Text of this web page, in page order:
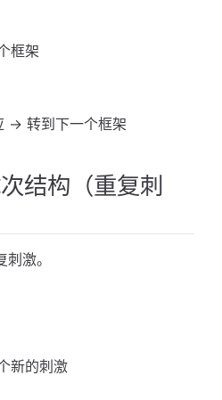
框架
→ 转到下一个框架
结构（重复刺
激。
新的刺激